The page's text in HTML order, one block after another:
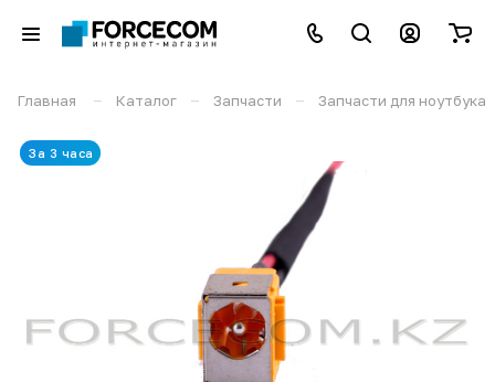
Главная – Каталог – Запчасти – Запчасти для ноутбука
За 3 часа